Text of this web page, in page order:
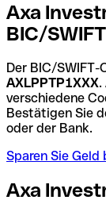
Axa
BIC/
Der BIC/
AXLPPTP1XXX.
verschiedene
Bestätigen Sie
oder der Bank.
Sparen Sie
Axa